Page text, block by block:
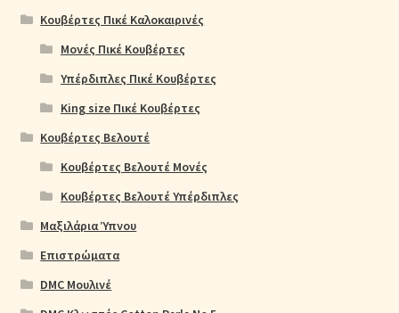
Κουβέρτες Πικέ Καλοκαιρινές
Μονές Πικέ Κουβέρτες
Υπέρδιπλες Πικέ Κουβέρτες
King size Πικέ Κουβέρτες
Κουβέρτες Βελουτέ
Κουβέρτες Βελουτέ Μονές
Κουβέρτες Βελουτέ Υπέρδιπλες
Μαξιλάρια Ύπνου
Επιστρώματα
DMC Μουλινέ